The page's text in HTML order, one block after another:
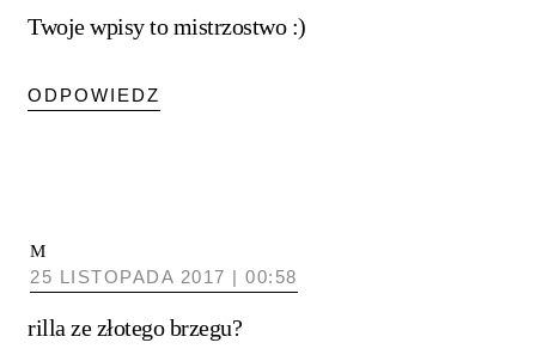
Twoje wpisy to mistrzostwo :)
ODPOWIEDZ
M
25 LISTOPADA 2017 | 00:58
rilla ze złotego brzegu?